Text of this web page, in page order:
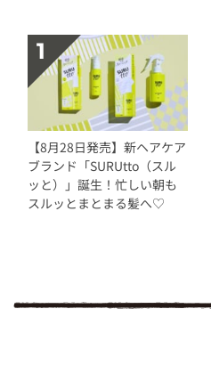
【8月28日発売】新ヘアケア
ブランド「SURUtto（スル
ッと）」誕生！忙しい朝も
スルッとまとまる髪へ♡